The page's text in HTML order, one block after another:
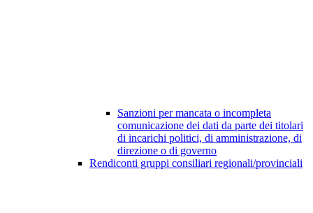
Sanzioni per mancata o incompleta
comunicazione dei dati da parte dei titolari
di incarichi politici, di amministrazione, di
direzione o di governo
Rendiconti gruppi consiliari regionali/provinciali